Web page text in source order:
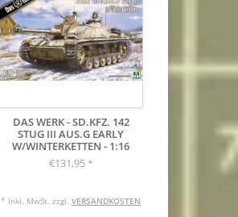
DAS WERK - SD.KFZ. 142
STUG III AUS.G EARLY
W/WINTERKETTEN - 1:16
€131,95 *
* Inkl. MwSt. zzgl.VERSANDKOSTEN